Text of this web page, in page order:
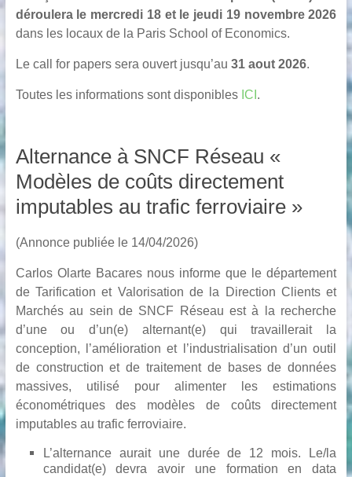
déroulera le mercredi 18 et le jeudi 19 novembre 2026
dans les locaux de la Paris School of Economics.
Le call for papers sera ouvert jusqu’au 31 aout 2026.
Toutes les informations sont disponibles ICI .
Alternance à SNCF Réseau «
Modèles de coûts directement
imputables au trafic ferroviaire »
(Annonce publiée le 14/04/2026)
Carlos Olarte Bacares nous informe que le département
de Tarification et Valorisation de la Direction Clients et
Marchés au sein de SNCF Réseau est à la recherche
d’une ou d’un(e) alternant(e) qui travaillerait la
conception, l’amélioration et l’industrialisation d’un outil
de construction et de traitement de bases de données
massives, utilisé pour alimenter les estimations
économétriques des modèles de coûts directement
imputables au trafic ferroviaire.
L’alternance aurait une durée de 12 mois. Le/la
candidat(e) devra avoir une formation en data